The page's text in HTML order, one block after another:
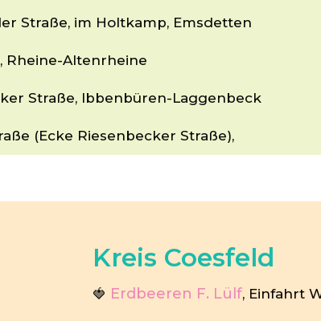
Straße, im Holtkamp, Emsdetten
Rheine-Altenrheine
Straße, Ibbenbüren-Laggenbeck
(Ecke Riesenbecker Straße),
Kreis Coesfeld
🍓 Erdbeeren F. Lülf, Einfahrt